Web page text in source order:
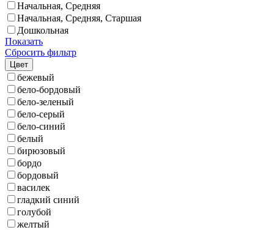
Начальная, Средняя
Начальная, Средняя, Старшая
Дошкольная
Показать
Сбросить фильтр
Цвет
бежевый
бело-бордовый
бело-зеленый
бело-серый
бело-синий
белый
бирюзовый
бордо
бордовый
василек
гладкий синий
голубой
желтый